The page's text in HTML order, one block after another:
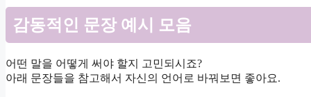
감동적인 문장 예시 모음
어떤 말을 어떻게 써야 할지 고민되시죠?
아래 문장들을 참고해서 자신의 언어로 바꿔보면 좋아요.